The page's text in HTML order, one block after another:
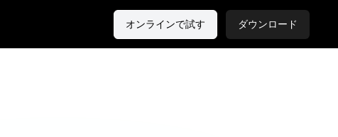
オンラインで試す ダウンロード